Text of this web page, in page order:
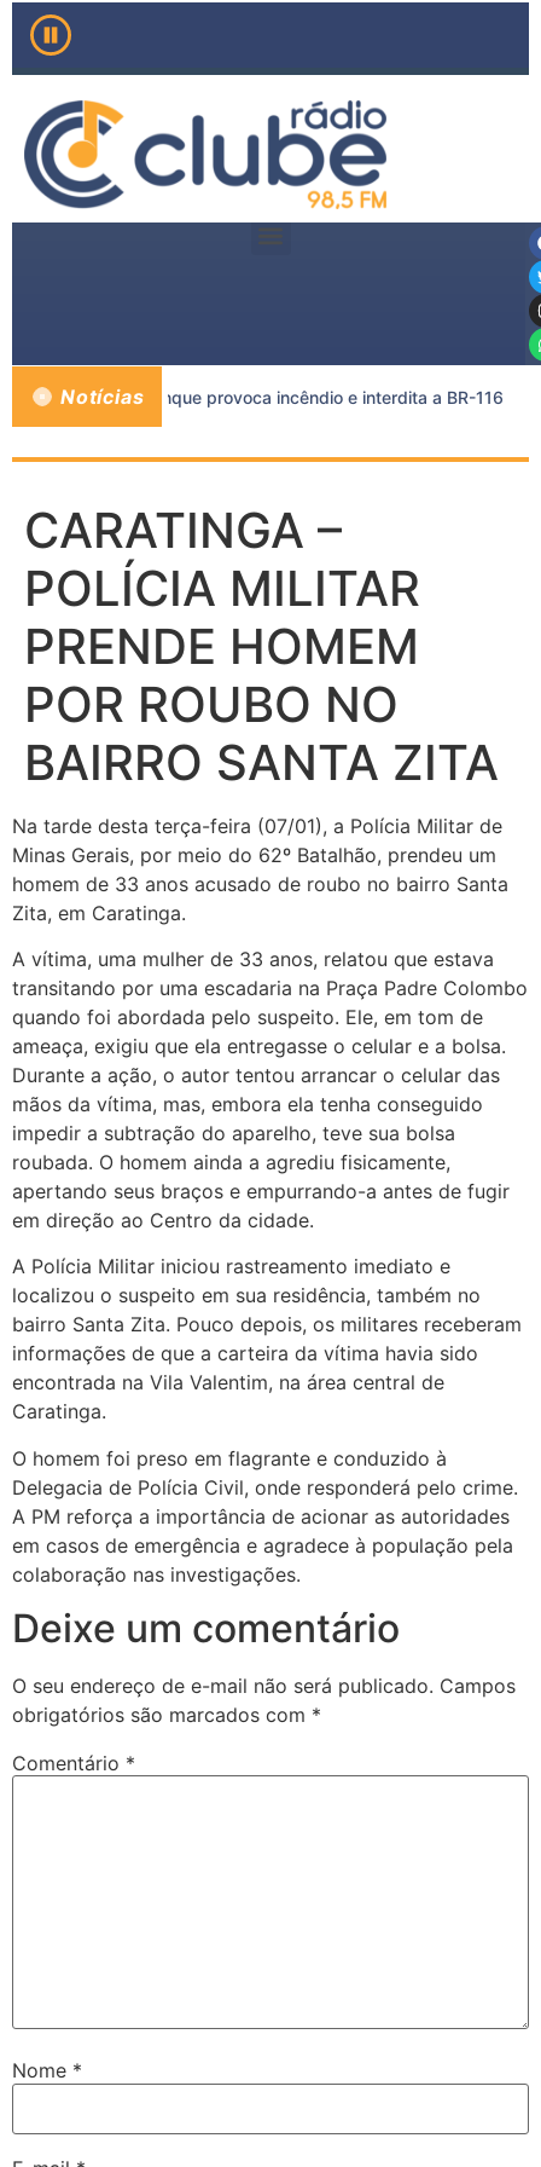
Notícias
e caminhão-tanque provoca incêndio e interdita a BR-116
CARATINGA –
POLÍCIA MILITAR
PRENDE HOMEM
POR ROUBO NO
BAIRRO SANTA ZITA
Na tarde desta terça-feira (07/01), a Polícia Militar de
Minas Gerais, por meio do 62º Batalhão, prendeu um
homem de 33 anos acusado de roubo no bairro Santa
Zita, em Caratinga.
A vítima, uma mulher de 33 anos, relatou que estava
transitando por uma escadaria na Praça Padre Colombo
quando foi abordada pelo suspeito. Ele, em tom de
ameaça, exigiu que ela entregasse o celular e a bolsa.
Durante a ação, o autor tentou arrancar o celular das
mãos da vítima, mas, embora ela tenha conseguido
impedir a subtração do aparelho, teve sua bolsa
roubada. O homem ainda a agrediu fisicamente,
apertando seus braços e empurrando-a antes de fugir
em direção ao Centro da cidade.
A Polícia Militar iniciou rastreamento imediato e
localizou o suspeito em sua residência, também no
bairro Santa Zita. Pouco depois, os militares receberam
informações de que a carteira da vítima havia sido
encontrada na Vila Valentim, na área central de
Caratinga.
O homem foi preso em flagrante e conduzido à
Delegacia de Polícia Civil, onde responderá pelo crime.
A PM reforça a importância de acionar as autoridades
em casos de emergência e agradece à população pela
colaboração nas investigações.
Deixe um comentário
O seu endereço de e-mail não será publicado. Campos
obrigatórios são marcados com *
Comentário *
Nome *